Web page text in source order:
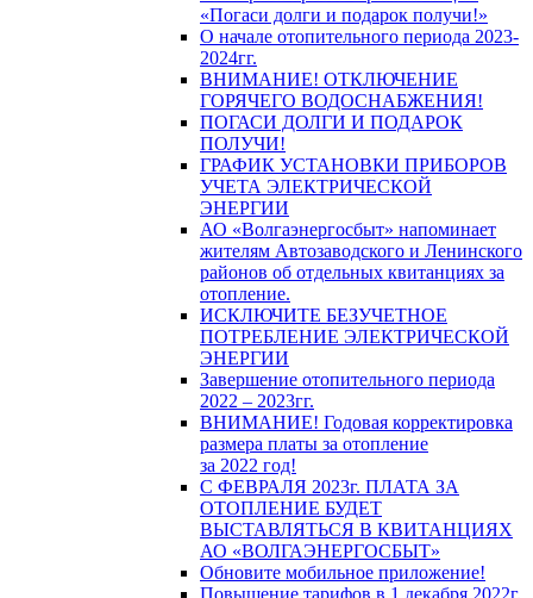
«Погаси долги и подарок получи!»
О начале отопительного периода 2023-
2024гг.
ВНИМАНИЕ! ОТКЛЮЧЕНИЕ
ГОРЯЧЕГО ВОДОСНАБЖЕНИЯ!
ПОГАСИ ДОЛГИ И ПОДАРОК
ПОЛУЧИ!
ГРАФИК УСТАНОВКИ ПРИБОРОВ
УЧЕТА ЭЛЕКТРИЧЕСКОЙ
ЭНЕРГИИ
АО «Волгаэнергосбыт» напоминает
жителям Автозаводского и Ленинского
районов об отдельных квитанциях за
отопление.
ИСКЛЮЧИТЕ БЕЗУЧЕТНОЕ
ПОТРЕБЛЕНИЕ ЭЛЕКТРИЧЕСКОЙ
ЭНЕРГИИ
Завершение отопительного периода
2022 – 2023гг.
ВНИМАНИЕ! Годовая корректировка
размера платы за отопление
за 2022 год!
С ФЕВРАЛЯ 2023г. ПЛАТА ЗА
ОТОПЛЕНИЕ БУДЕТ
ВЫСТАВЛЯТЬСЯ В КВИТАНЦИЯХ
АО «ВОЛГАЭНЕРГОСБЫТ»
Обновите мобильное приложение!